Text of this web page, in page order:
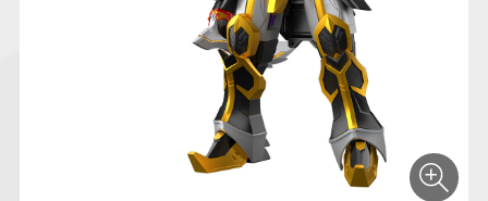
ガンダムシリーズ アンパンマン
にふぉるめーしょん
＆スクエアシール
ポケモンスケールワ
ールド